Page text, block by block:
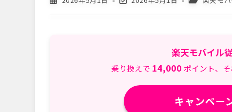
日:
ー:
楽天モバイル
乗り換えで 14,000 ポイント、
キャンペー